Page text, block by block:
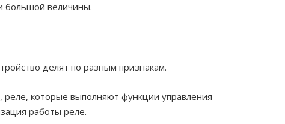
большой величины.
делят по разным признакам.
которые выполняют функции управления
работы реле.